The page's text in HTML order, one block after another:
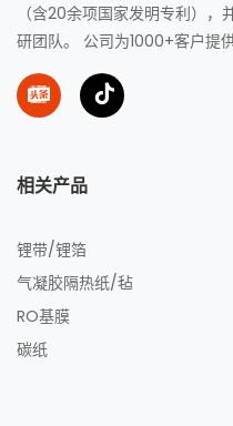
（含20余项国家发明专利）
研团队。 公司为1000+客户提
相关产品
锂带/锂箔
气凝胶隔热纸/毡
RO基膜
碳纸